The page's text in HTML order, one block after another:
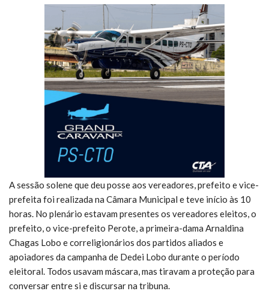
A sessão solene que deu posse aos vereadores, prefeito e vice-
prefeita foi realizada na Câmara Municipal e teve início às 10
horas. No plenário estavam presentes os vereadores eleitos, o
prefeito, o vice-prefeito Perote, a primeira-dama Arnaldina
Chagas Lobo e correligionários dos partidos aliados e
apoiadores da campanha de Dedei Lobo durante o período
eleitoral. Todos usavam máscara, mas tiravam a proteção para
conversar entre si e discursar na tribuna.